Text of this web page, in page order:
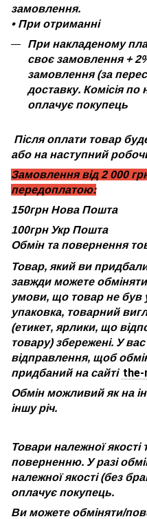
замовлення.
•При отриманні
При накладеному
своє замовлення +
замовлення (за
доставку. Комісія
оплачує покупець
Після оплати товар
або на наступний
Замовлення від 2 000
передоплатою:
150грн Нова Пошта
100грн Укр Пошта
Обмін та повернення
Товар, який ви
завжди можете
умови, що товар не був
упаковка, товарний
(етикет, ярлики, що
товару) збережені. У вас
відправлення, щоб
придбаний на сайті the-
Обмін можливий як на
іншу річ.
Товари належної якості
поверненню. У разі
належної якості (без
оплачує покупець.
Ви можете обміняти/